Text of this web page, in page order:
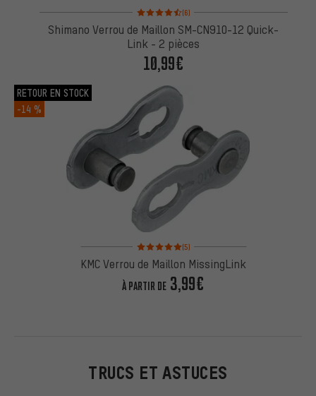
Note moyenne : 4,5 sur 5 d'après 6 avis
(6)
Shimano Verrou de Maillon SM-CN910-12 Quick-
Link - 2 pièces
10,99€
RETOUR EN STOCK
-14 %
Note moyenne : 5 sur 5 d'après 5 avis
(5)
KMC Verrou de Maillon MissingLink
À PARTIR DE 3,99€
TRUCS ET ASTUCES